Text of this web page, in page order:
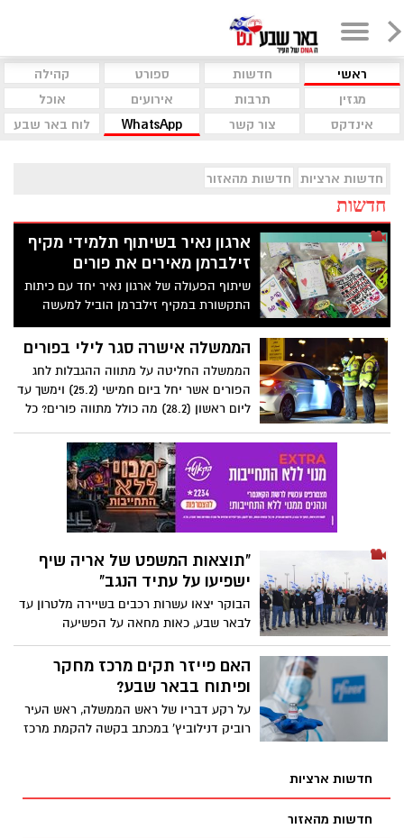
ראשי חדשות ספורט
קהילה
מגזין
תרבות אירועים
אוכל
אינדקס
צור קשר WhatsApp לוח באר שבע
חדשות ארציות חדשות מהאזור
חדשות
ארגון נאיר בשיתוף תלמידי מקיף
זילברמן מאירים את פורים
שיתוף הפעולה של ארגון נאיר יחד עם כיתות
התקשורת במקיף זילברמן הוביל למעשה
מקסים לכבוד פורים. צפו >>>
הממשלה אישרה סגר לילי בפורים
הממשלה החליטה על מתווה ההגבלות לחג
הפורים אשר יחל ביום חמישי (25.2) וימשך עד
ליום ראשון (28.2) מה כולל מתווה פורים? כל
"תוצאות המשפט של אריה שיף
ישפיעו על עתיד הנגב"
הבוקר יצאו עשרות רכבים בשיירה מלטרון עד
לבאר שבע, כאות מחאה על הפשיעה
המשתוללת בנגב ובדרישה כי הריבונות
והמשילות יחזרו לנגב. "לצערנו, הנגב הופך
לחצר האחורית של מדינת ישראל בה אזרחיה
חוק" אמר יהודה שרבאני, מתנועת "אם תרצו"
האם פייזר תקים מרכז מחקר
ופיתוח בבאר שבע?
על רקע דבריו של ראש הממשלה, ראש העיר
רוביק דנילוביץ' במכתב בקשה להקמת מרכז
חדשות ארציות
חדשות מהאזור